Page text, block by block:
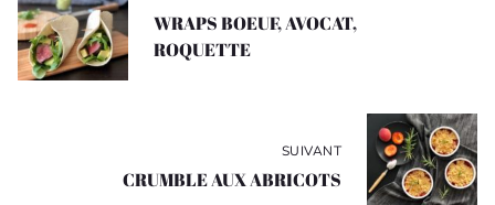
l’article
WRAPS BOEUF, AVOCAT,
ROQUETTE
SUIVANT
CRUMBLE AUX ABRICOTS